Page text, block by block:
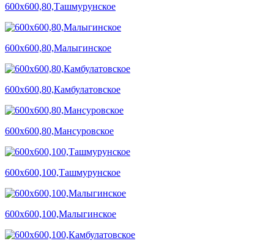
600х600,80,Ташмурунское
600х600,80,Малыгинское
600х600,80,Камбулатовское
600х600,80,Мансуровское
600х600,100,Ташмурунское
600х600,100,Малыгинское